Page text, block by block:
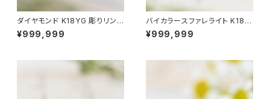
ダイヤモンド K18YG 彫りリング
11号（GH1039）SCG6714
¥999,999
バイカラースファレライト K18Y
G リング 10号（JK6953）
¥999,999